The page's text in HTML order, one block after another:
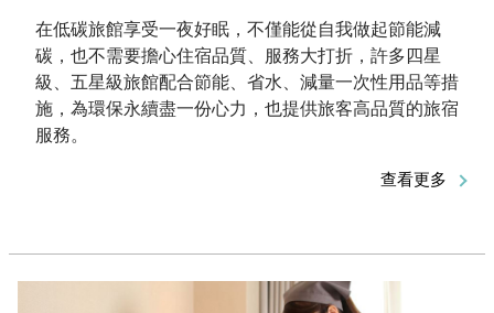
在低碳旅館享受一夜好眠，不僅能從自我做起節能減
碳，也不需要擔心住宿品質、服務大打折，許多四星
級、五星級旅館配合節能、省水、減量一次性用品等措
施，為環保永續盡一份心力，也提供旅客高品質的旅宿
服務。
查看更多